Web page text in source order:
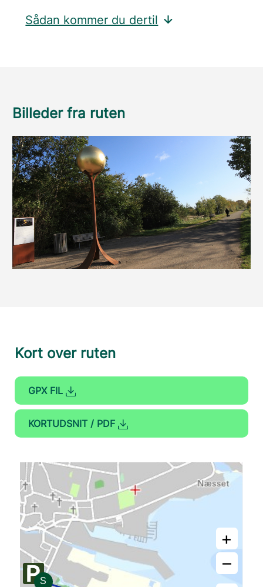
Sådan kommer du dertil
Billeder fra ruten
Kort over ruten
GPX FIL
KORTUDSNIT / PDF
+
–